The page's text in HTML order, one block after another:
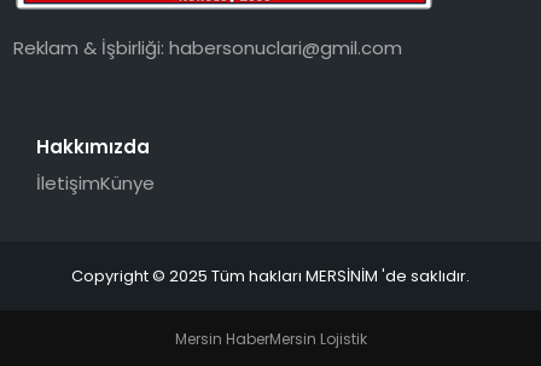
Reklam & İşbirliği:habersonuclari@gmil.com
Hakkımızda
İletişimKünye
Copyright © 2025 Tüm hakları MERSİNİM 'de saklıdır.
Mersin HaberMersin Lojistik